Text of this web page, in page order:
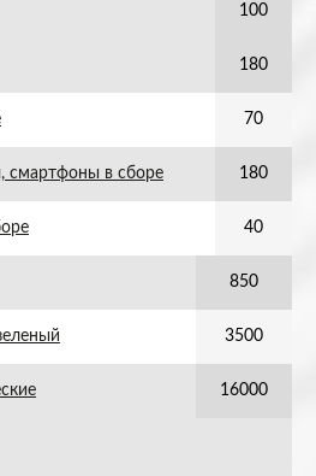
100
180
70
смартфоны в сборе 180
40
850
3500
16000